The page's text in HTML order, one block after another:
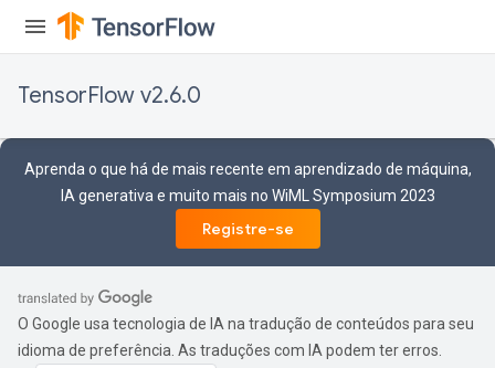
TensorFlow v2.6.0
Aprenda o que há de mais recente em aprendizado de máquina,
IA generativa e muito mais no WiML Symposium 2023
Registre-se
O Google usa tecnologia de IA na tradução de conteúdos para seu
idioma de preferência. As traduções com IA podem ter erros.